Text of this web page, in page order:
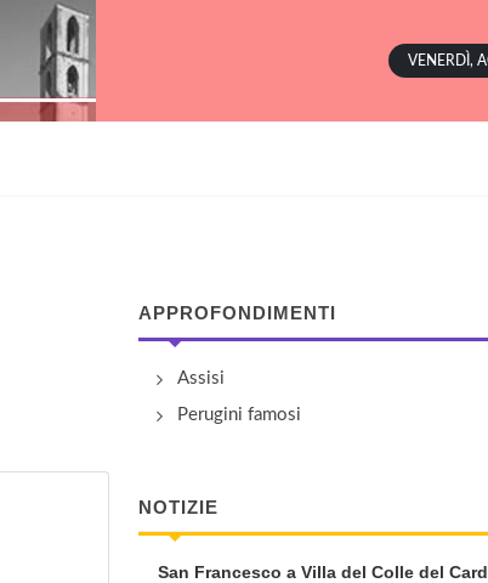
VENERDÌ,
APPROFONDIMENTI
Assisi
Perugini famosi
NOTIZIE
San Francesco a Villa del Colle del